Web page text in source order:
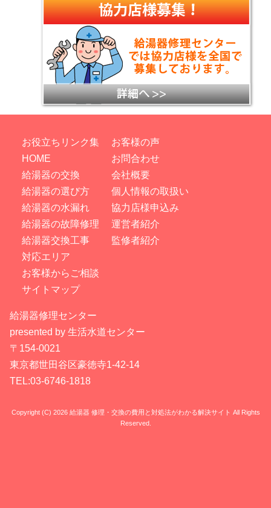
お役立ちリンク集
HOME
給湯器の交換
給湯器の選び方
給湯器の水漏れ
給湯器の故障修理
給湯器交換工事
対応エリア
お客様からご相談
サイトマップ
お客様の声
お問合わせ
会社概要
個人情報の取扱い
協力店様申込み
運営者紹介
監修者紹介
給湯器修理センター
presented by 生活水道センター
〒154-0021
東京都世田谷区豪徳寺1-42-14
TEL:03-6746-1818
Copyright (C) 2026 給湯器 修理・交換の費用と対処法がわかる解決サイト All Rights
Reserved.